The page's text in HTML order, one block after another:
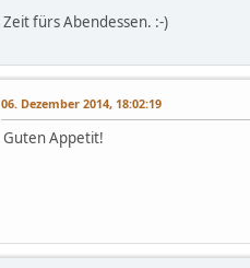
Zeit fürs Abendessen. :-)
06. Dezember 2014, 18:02:19
Guten Appetit!